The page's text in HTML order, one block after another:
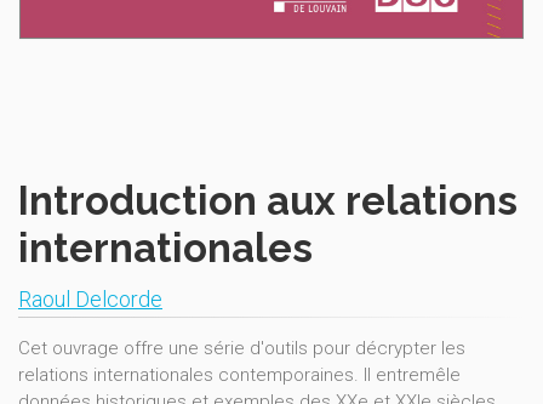
Introduction aux relations
internationales
Raoul Delcorde
Cet ouvrage offre une série d'outils pour décrypter les
relations internationales contemporaines. Il entremêle